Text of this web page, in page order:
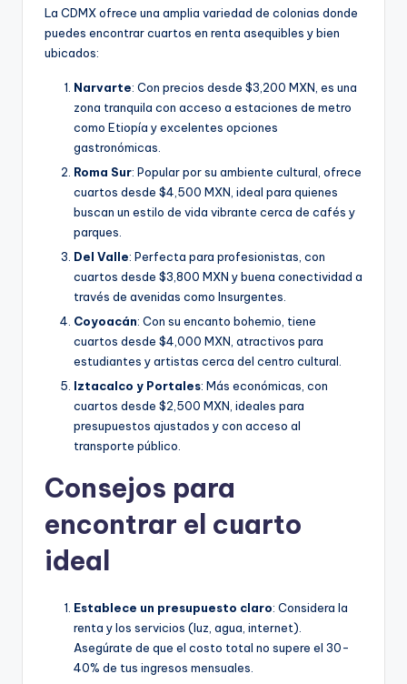
La CDMX ofrece una amplia variedad de colonias donde
puedes encontrar cuartos en renta asequibles y bien
ubicados:
Narvarte: Con precios desde $3,200 MXN, es una
zona tranquila con acceso a estaciones de metro
como Etiopía y excelentes opciones
gastronómicas.
Roma Sur: Popular por su ambiente cultural, ofrece
cuartos desde $4,500 MXN, ideal para quienes
buscan un estilo de vida vibrante cerca de cafés y
parques.
Del Valle: Perfecta para profesionistas, con
cuartos desde $3,800 MXN y buena conectividad a
través de avenidas como Insurgentes.
Coyoacán: Con su encanto bohemio, tiene
cuartos desde $4,000 MXN, atractivos para
estudiantes y artistas cerca del centro cultural.
Iztacalco y Portales: Más económicas, con
cuartos desde $2,500 MXN, ideales para
presupuestos ajustados y con acceso al
transporte público.
Consejos para
encontrar el cuarto
ideal
Establece un presupuesto claro: Considera la
renta y los servicios (luz, agua, internet).
Asegúrate de que el costo total no supere el 30-
40% de tus ingresos mensuales.